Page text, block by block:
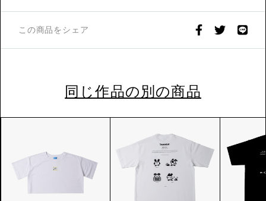
この商品をシェア
同じ作品の別の商品